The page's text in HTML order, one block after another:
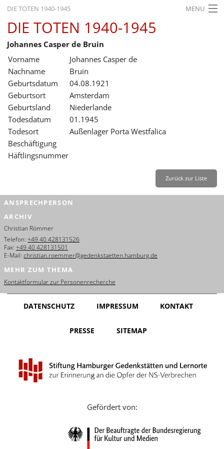
DIE TOTEN 1940-1945 MENU
STARTSEITE
AKTUELLES
AUSSTELLUNGEN
GESCHICHTE
BILDUNG
FORSCHUNG
SERVICE
Français
Dansk
Español
Nederlands
Português
Русский
Leichte Sprache
DIE TOTEN 1940-1945
Johannes Casper de Bruin
Vorname
Johannes Casper de
Nachname
Bruin
Geburtsdatum
04.08.1921
Geburtsort
Amsterdam
Geburtsland
Niederlande
Todesdatum
01.1945
Todesort
Außenlager Porta Westfalica
Beschäftigung
Häftlingsnummer
Zurück zur Liste
ANSPRECHPERSON
ARCHIV
Christian Römmer
Telefon: +49 40 428131526
Fax: +49 40 428131501
E-Mail: christian.roemmer@gedenkstaetten.hamburg.de
MEHR ZUM THEMA
Kontaktformular zur Personenrecherche
DATENSCHUTZ IMPRESSUM KONTAKT
PRESSE SITEMAP
Gefördert von: